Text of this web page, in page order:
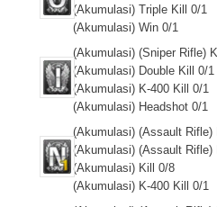
(Akumulasi) Triple Kill 0/1
(Akumulasi) Win 0/1
(Akumulasi) (Sniper Rifle)
(Akumulasi) Double Kill 0/1
(Akumulasi) K-400 Kill 0/1
(Akumulasi) Headshot 0/1
(Akumulasi) (Assault Rifle)
(Akumulasi) (Assault Rifle)
(Akumulasi) Kill 0/8
(Akumulasi) K-400 Kill 0/1